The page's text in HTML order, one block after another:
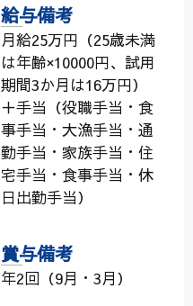
給与備考
月給25万円（25歳未満
は年齢×10000円、試用
期間3か月は16万円）
＋手当（役職手当・食
事手当・大漁手当・通
勤手当・家族手当・住
宅手当・食事手当・休
日出勤手当）
賞与備考
年2回（9月・3月）